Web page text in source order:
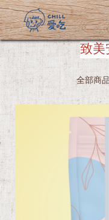
致美安店
全部商品